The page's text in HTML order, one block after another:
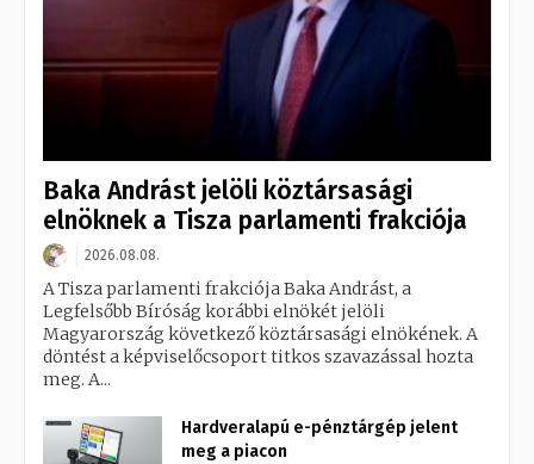
Baka Andrást jelöli köztársasági
elnöknek a Tisza parlamenti frakciója
2026.08.08.
A Tisza parlamenti frakciója Baka Andrást, a
Legfelsőbb Bíróság korábbi elnökét jelöli
Magyarország következő köztársasági elnökének. A
döntést a képviselőcsoport titkos szavazással hozta
meg. A...
Hardveralapú e-pénztárgép jelent
meg a piacon